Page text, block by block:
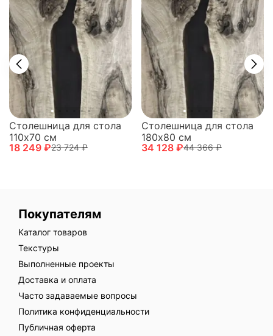
Столешница для стола
110х70 см
18 249 ₽23 724 ₽
Столешница для стола
180х80 см
34 128 ₽44 366 ₽
Покупателям
Каталог товаров
Текстуры
Выполненные проекты
Доставка и оплата
Часто задаваемые вопросы
Политика конфиденциальности
Публичная оферта